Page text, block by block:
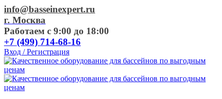
info@basseinexpert.ru
г. Москва
Работаем с 9:00 до 18:00
+7 (499) 714-68-16
Вход / Регистрация